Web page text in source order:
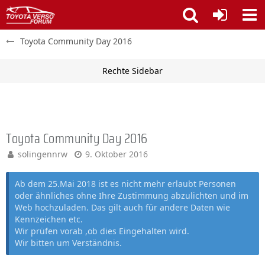
Toyota Community Day 2016
Toyota Community Day 2016
solingennrw 9. Oktober 2016
Ab dem 25.Mai 2018 ist es nicht mehr erlaubt Personen
oder ähnliches ohne Ihre Zustimmung abzulichten und im
Web hochzuladen. Das gilt auch für andere Daten wie
Kennzeichen etc.
Wir prüfen vorab ,ob dies Eingehalten wird.
Wir bitten um Verständnis.